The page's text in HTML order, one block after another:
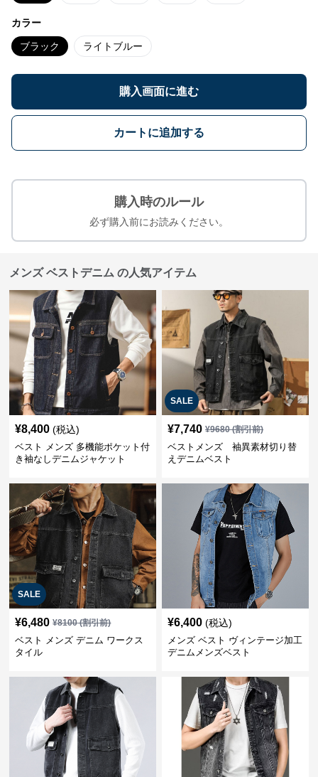
カラー
ブラック ライトブルー
購入画面に進む
カートに追加する
購入時のルール
必ず購入前にお読みください。
メンズ ベストデニム の人気アイテム
¥8,400 (税込)
ベスト メンズ 多機能ポケット付
き袖なしデニムジャケット
SALE
¥7,740 ¥9680(割引前)
ベストメンズ 袖異素材切り替
えデニムベスト
SALE
¥6,480 ¥8100(割引前)
ベスト メンズ デニム ワークス
タイル
¥6,400 (税込)
メンズ ベスト ヴィンテージ加工
デニムメンズベスト